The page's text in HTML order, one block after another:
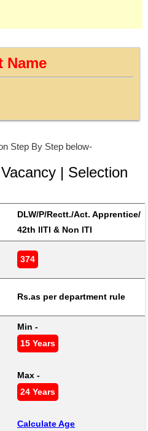
Name
Step By Step below-
| Selection
DLW/P/Rectt./Act. Apprentice/
42th llTl & Non lTI
374
Rs.as per department rule
Min -
15 Years
Max -
24 Years
Calculate Age